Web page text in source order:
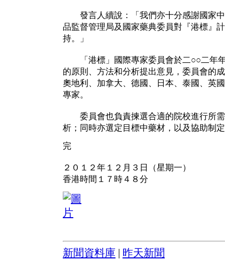
發言人續說：「我們亦十分感謝國家中
品監督管理局及國家藥典委員對『港標』
持。」
「港標」國際專家委員會於二○○二年
的原則、方法和分析提出意見，委員會的
奧地利、加拿大、德國、日本、泰國、英
專家。
委員會也負責揀選合適的院校進行所需
析；同時亦選定目標中藥材，以及協助制
完
２０１２年１２月３日（星期一）
香港時間１７時４８分
新聞資料庫 昨天新聞